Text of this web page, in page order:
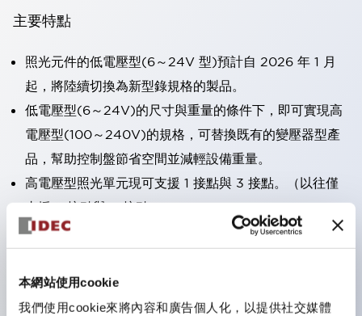
本網站使用cookie
我們使用cookie來將內容和廣告個人化，以提供社交媒體
主要特點
照光元件的低電壓型(6～24V 型)預計自 2026 年 1 月
起，將陸續切換為新型錄規格的製品。
低電壓型(6～24V)的尺寸與重量的條件下，即可實現高
電壓型(100～240V)的規格，可替換既有的變壓器型產
品，幫助控制盤節省空間並減輕設備重量。
高電壓型照光單元現可支援 1 接點與 3 接點。（以往僅
支援 2 接點與 4 接點）。
採用一體成型端子蓋，具備極高安全性的手指保護結構。
防護結構可防止水或油從面板前方滲入：IP65（僅雙按
鈕開關為 IP40）。